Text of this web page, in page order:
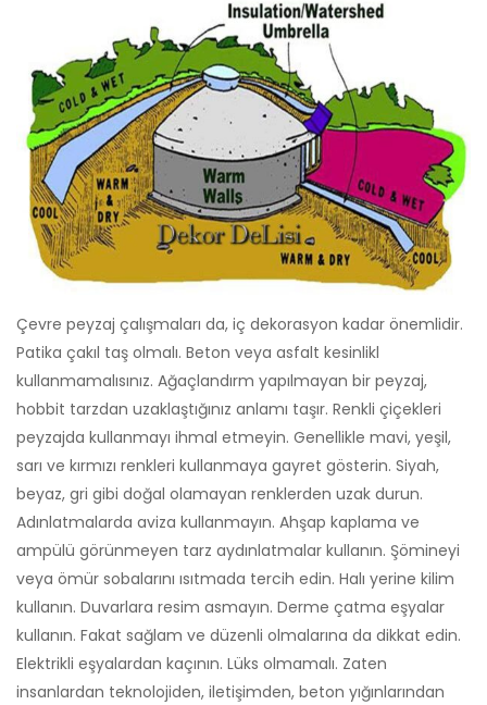
Çevre peyzaj çalışmaları da, iç dekorasyon kadar önemlidir.
Patika çakıl taş olmalı. Beton veya asfalt kesinlikl
kullanmamalısınız. Ağaçlandırm yapılmayan bir peyzaj,
hobbit tarzdan uzaklaştığınız anlamı taşır. Renkli çiçekleri
peyzajda kullanmayı ihmal etmeyin. Genellikle mavi, yeşil,
sarı ve kırmızı renkleri kullanmaya gayret gösterin. Siyah,
beyaz, gri gibi doğal olamayan renklerden uzak durun.
Adınlatmalarda aviza kullanmayın. Ahşap kaplama ve
ampülü görünmeyen tarz aydınlatmalar kullanın. Şömineyi
veya ömür sobalarını ısıtmada tercih edin. Halı yerine kilim
kullanın. Duvarlara resim asmayın. Derme çatma eşyalar
kullanın. Fakat sağlam ve düzenli olmalarına da dikkat edin.
Elektrikli eşyalardan kaçının. Lüks olmamalı. Zaten
insanlardan teknolojiden, iletişimden, beton yığınlarından